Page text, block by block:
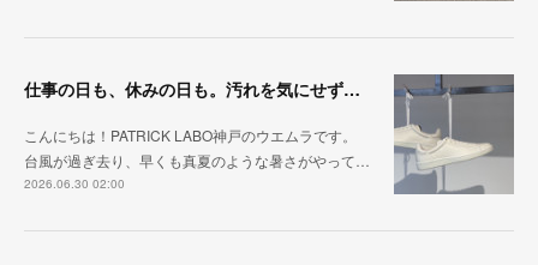
仕事の日も、休みの日も。汚れを気にせず毎日履ける『PUNCH-WP_WHT』
こんにちは！PATRICK LABO神戸のウエムラです。
台風が過ぎ去り、早くも真夏のような暑さがやって…
2026.06.30 02:00